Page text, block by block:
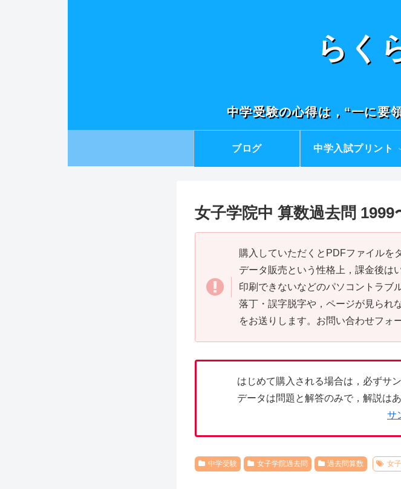
らく
中学受験の心得は，“一に要
ブログ 中学入試プリント
女子学院中 算数過去問 1999
購入していただくとPDFファイルを
データ販売という性格上，課金後は
印刷できないなどのパソコントラブ
落丁・誤字脱字や，ページが見られ
をお送りします。お問い合わせフォ
はじめて購入される場合は，必ずサ
データは問題と解答のみで，解説は
サ
中学受験 女子学院過去問 過去問算数 女